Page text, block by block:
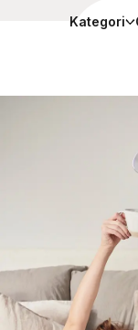
Kategori